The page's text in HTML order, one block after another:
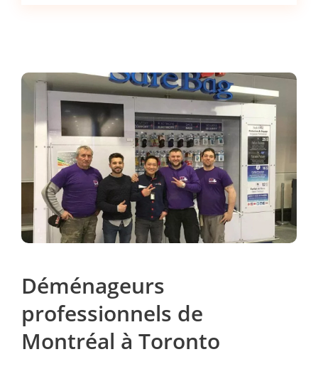
Déménageurs
professionnels de
Montréal à Toronto